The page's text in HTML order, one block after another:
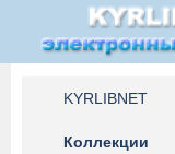
KYRLIBNET
Коллекции